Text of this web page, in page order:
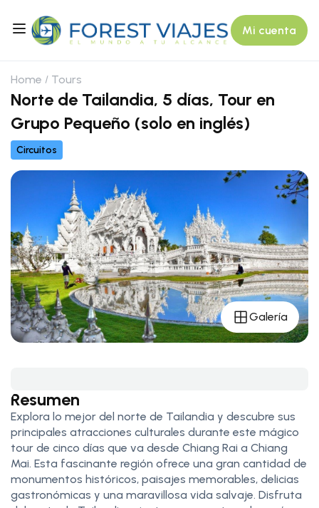
Mi cuenta
Home Tours
Norte de Tailandia, 5 días, Tour en
Grupo Pequeño (solo en inglés)
Circuitos
Galería
Resumen
Explora lo mejor del norte de Tailandia y descubre sus
principales atracciones culturales durante este mágico
tour de cinco días que va desde Chiang Rai a Chiang
Mai. Esta fascinante región ofrece una gran cantidad de
monumentos históricos, paisajes memorables, delicias
gastronómicas y una maravillosa vida salvaje. Disfruta